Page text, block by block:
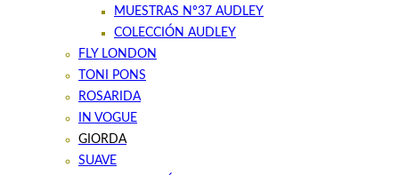
MUESTRAS Nº37 AUDLEY
COLECCIÓN AUDLEY
FLY LONDON
TONI PONS
ROSARIDA
IN VOGUE
GIORDA
SUAVE